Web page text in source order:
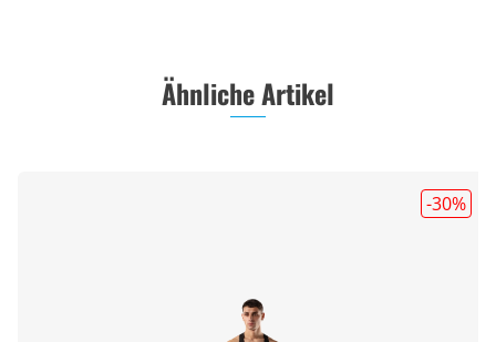
Ähnliche Artikel
-30%